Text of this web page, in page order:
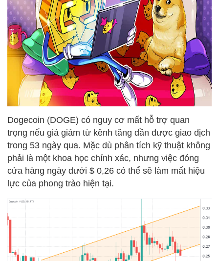
Dogecoin (DOGE) có nguy cơ mất hỗ trợ quan
trọng nếu giá giảm từ kênh tăng dần được giao dịch
trong 53 ngày qua. Mặc dù phân tích kỹ thuật không
phải là một khoa học chính xác, nhưng việc đóng
cửa hàng ngày dưới $ 0,26 có thể sẽ làm mất hiệu
lực của phong trào hiện tại.